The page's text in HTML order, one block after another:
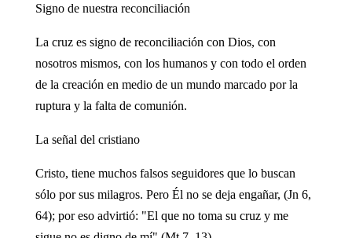
Signo de nuestra reconciliación
La cruz es signo de reconciliación con Dios, con
nosotros mismos, con los humanos y con todo el orden
de la creación en medio de un mundo marcado por la
ruptura y la falta de comunión.
La señal del cristiano
Cristo, tiene muchos falsos seguidores que lo buscan
sólo por sus milagros. Pero Él no se deja engañar, (Jn 6,
64); por eso advirtió: "El que no toma su cruz y me